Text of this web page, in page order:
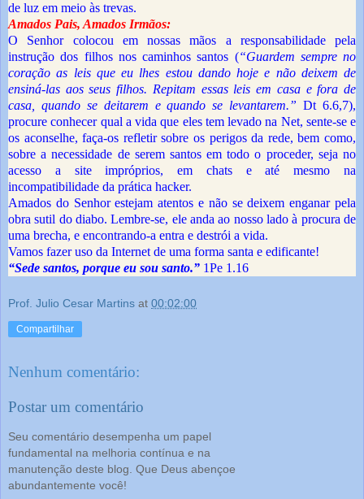
de luz em meio às trevas.
Amados Pais, Amados Irmãos:
O Senhor colocou em nossas mãos a responsabilidade pela
instrução dos filhos nos caminhos santos (“Guardem sempre no
coração as leis que eu lhes estou dando hoje e não deixem de
ensiná-las aos seus filhos. Repitam essas leis em casa e fora de
casa, quando se deitarem e quando se levantarem.”Dt 6.6,7),
procure conhecer qual a vida que eles tem levado na Net, sente-se e
os aconselhe, faça-os refletir sobre os perigos da rede, bem como,
sobre a necessidade de serem santos em todo o proceder, seja no
acesso a site impróprios, em chats e até mesmo na
incompatibilidade da prática hacker.
Amados do Senhor estejam atentos e não se deixem enganar pela
obra sutil do diabo. Lembre-se, ele anda ao nosso lado à procura de
uma brecha, e encontrando-a entra e destrói a vida.
Vamos fazer uso da Internet de uma forma santa e edificante!
“Sede santos, porque eu sou santo.” 1Pe 1.16
Prof. Julio Cesar Martins at 00:02:00
Compartilhar
Nenhum comentário:
Postar um comentário
Seu comentário desempenha um papel
fundamental na melhoria contínua e na
manutenção deste blog. Que Deus abençoe
abundantemente você!